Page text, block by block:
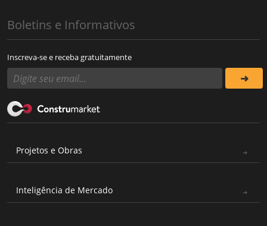
Boletins e Informativos
Inscreva-se e receba gratuitamente
Projetos e Obras
Inteligência de Mercado